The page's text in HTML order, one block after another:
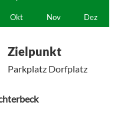
Okt Nov Dez
Zielpunkt
Parkplatz Dorfplatz